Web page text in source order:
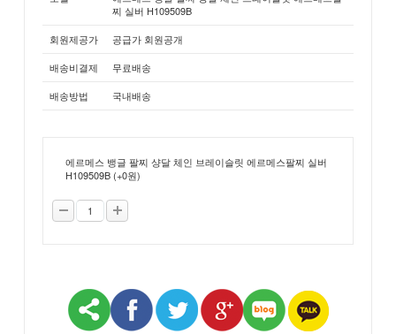
찌 실버 H109509B
회원제공가
공급가 회원공개
배송비결제
무료배송
배송방법
국내배송
에르메스 뱅글 팔찌 샹달 체인 브레이슬릿 에르메스팔찌 실버
H109509B (+0원)